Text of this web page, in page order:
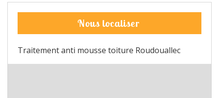
Nous localiser
Traitement anti mousse toiture Roudouallec